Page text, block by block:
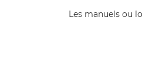
Les manuels ou